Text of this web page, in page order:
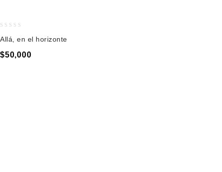
out
of
5
Allá, en el horizonte
$50,000